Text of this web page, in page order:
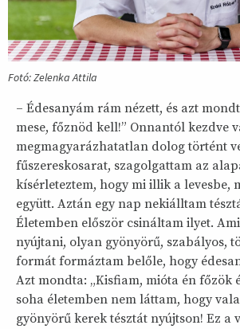
Fotó: Zelenka Attila
– Édesanyám rám nézett, és azt
mese, főznöd kell!” Onnantól kezdve
megmagyarázhatatlan dolog történt
fűszereskosarat, szagolgattam az
kísérleteztem, hogy mi illik a levesbe,
együtt. Aztán egy nap nekiálltam
Életemben először csináltam ilyet.
nyújtani, olyan gyönyörű, szabályos,
formát formáztam belőle, hogy
Azt mondta: „Kisfiam, mióta én főzök
soha életemben nem láttam, hogy
gyönyörű kerek tésztát nyújtson! Ez a